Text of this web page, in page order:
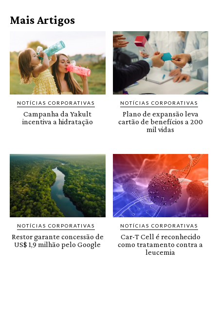
Mais Artigos
NOTÍCIAS CORPORATIVAS
Campanha da Yakult
incentiva a hidratação
NOTÍCIAS CORPORATIVAS
Plano de expansão leva
cartão de benefícios a 200
mil vidas
NOTÍCIAS CORPORATIVAS
Restor garante concessão de
US$ 1,9 milhão pelo Google
NOTÍCIAS CORPORATIVAS
Car-T Cell é reconhecido
como tratamento contra a
leucemia